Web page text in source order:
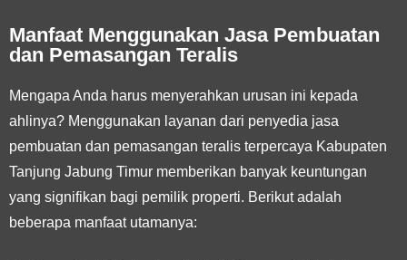
Manfaat Menggunakan Jasa Pembuatan
dan Pemasangan Teralis
Mengapa Anda harus menyerahkan urusan ini kepada
ahlinya? Menggunakan layanan dari penyedia jasa
pembuatan dan pemasangan teralis terpercaya Kabupaten
Tanjung Jabung Timur memberikan banyak keuntungan
yang signifikan bagi pemilik properti. Berikut adalah
beberapa manfaat utamanya: